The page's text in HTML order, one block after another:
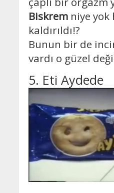
Biskremniye yok
kaldırıldı!?
Bunun bir de
vardı o güzel
5. Eti Aydede